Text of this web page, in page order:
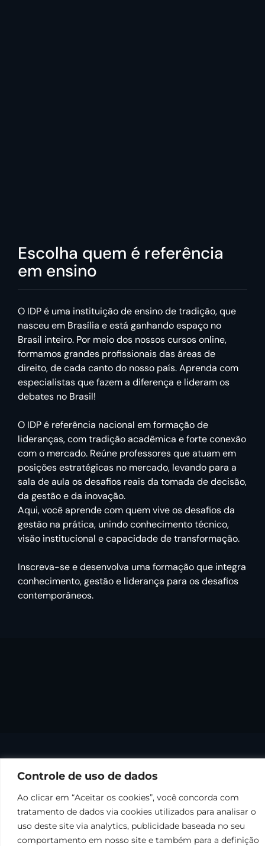
Controle de uso de dados
Ao clicar em “Aceitar os cookies”, você concorda com
tratamento de dados via cookies utilizados para analisar o
uso deste site via analytics, publicidade baseada no seu
comportamento em nosso site e também para a definição
Escolha quem é referência
em ensino
O IDP é uma instituição de ensino de tradição, que
nasceu em Brasília e está ganhando espaço no
Brasil inteiro. Por meio dos nossos cursos online,
formamos grandes profissionais das áreas de
direito, de cada canto do nosso país. Aprenda com
especialistas que fazem a diferença e lideram os
debates no Brasil!
O IDP é referência nacional em formação de
lideranças, com tradição acadêmica e forte conexão
com o mercado. Reúne professores que atuam em
posições estratégicas no mercado, levando para a
sala de aula os desafios reais da tomada de decisão,
da gestão e da inovação.
Aqui, você aprende com quem vive os desafios da
gestão na prática, unindo conhecimento técnico,
visão institucional e capacidade de transformação.
Inscreva-se e desenvolva uma formação que integra
conhecimento, gestão e liderança para os desafios
contemporâneos.